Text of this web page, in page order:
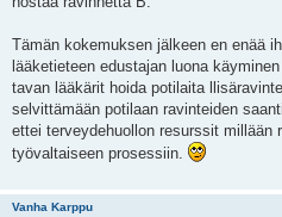
Tämän kokemuksen jälkeen en enää
lääketieteen edustajan luona
tavan lääkärit hoida potilaita
selvittämään potilaan ravinteiden
ettei terveydehuollon resurssit millään
työvaltaiseen prosessiin.
Vanha Karppu